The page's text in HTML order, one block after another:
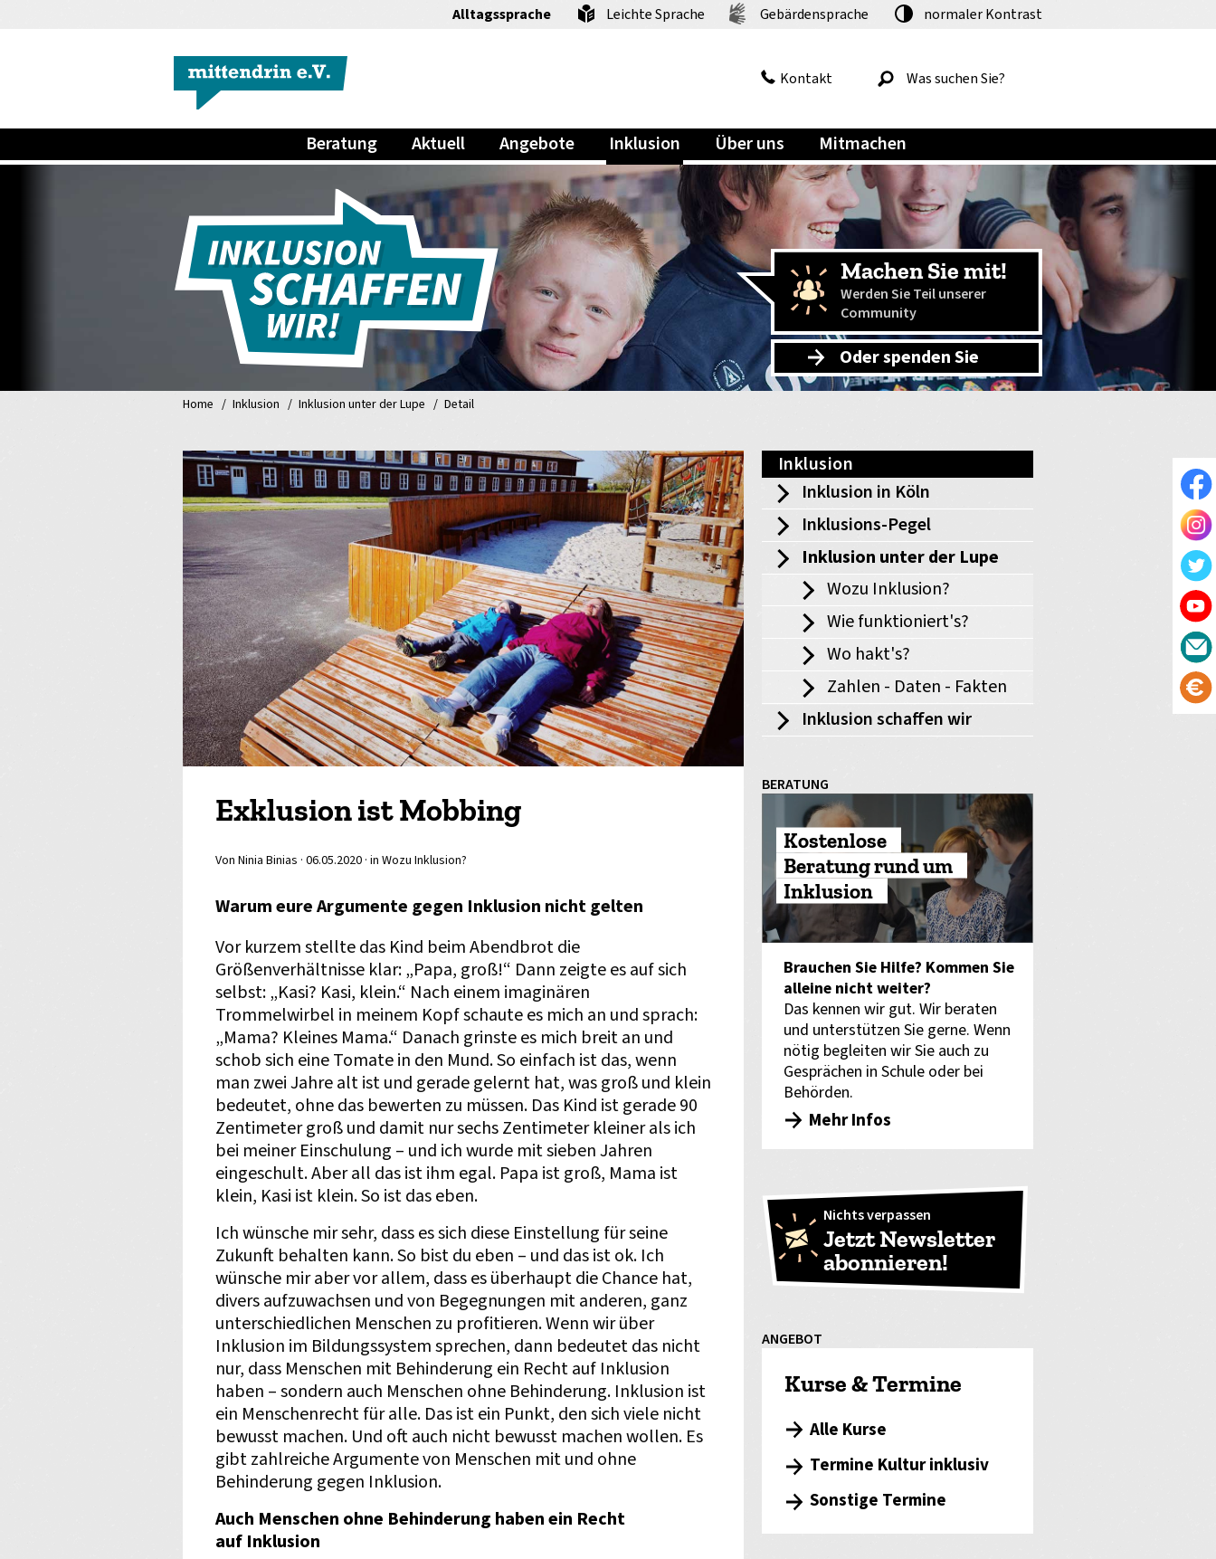
Alltagssprache Leichte Sprache Gebärdensprache normalerKontrast
Kontakt
Beratung Aktuell Angebote Inklusion Über uns Mitmachen
Machen Sie mit!
Werden Sie Teil unserer
Community
Oder spenden Sie
Home Inklusion Inklusion unter der Lupe Detail
Exklusion ist Mobbing
Von Ninia Binias · 06.05.2020 · in Wozu Inklusion?
Warum eure Argumente gegen Inklusion nicht gelten
Vor kurzem stellte das Kind beim Abendbrot die
Größenverhältnisse klar: „Papa, groß!“ Dann zeigte es auf sich
selbst: „Kasi? Kasi, klein.“ Nach einem imaginären
Trommelwirbel in meinem Kopf schaute es mich an und sprach:
„Mama? Kleines Mama.“ Danach grinste es mich breit an und
schob sich eine Tomate in den Mund. So einfach ist das, wenn
man zwei Jahre alt ist und gerade gelernt hat, was groß und klein
bedeutet, ohne das bewerten zu müssen. Das Kind ist gerade 90
Zentimeter groß und damit nur sechs Zentimeter kleiner als ich
bei meiner Einschulung – und ich wurde mit sieben Jahren
eingeschult. Aber all das ist ihm egal. Papa ist groß, Mama ist
klein, Kasi ist klein. So ist das eben.
Ich wünsche mir sehr, dass es sich diese Einstellung für seine
Zukunft behalten kann. So bist du eben – und das ist ok. Ich
wünsche mir aber vor allem, dass es überhaupt die Chance hat,
divers aufzuwachsen und von Begegnungen mit anderen, ganz
unterschiedlichen Menschen zu profitieren. Wenn wir über
Inklusion im Bildungssystem sprechen, dann bedeutet das nicht
nur, dass Menschen mit Behinderung ein Recht auf Inklusion
haben – sondern auch Menschen ohne Behinderung. Inklusion ist
ein Menschenrecht für alle. Das ist ein Punkt, den sich viele nicht
bewusst machen. Und oft auch nicht bewusst machen wollen. Es
gibt zahlreiche Argumente von Menschen mit und ohne
Behinderung gegen Inklusion.
Auch Menschen ohne Behinderung haben ein Recht
auf Inklusion
Inklusion
Inklusion in Köln
Inklusions-Pegel
Inklusion unter der Lupe
Wozu Inklusion?
Wie funktioniert's?
Wo hakt's?
Zahlen - Daten - Fakten
Inklusion schaffen wir
BERATUNG
Kostenlose
Beratung rund um
Inklusion
Brauchen Sie Hilfe? Kommen Sie
alleine nicht weiter?
Das kennen wir gut. Wir beraten
und unterstützen Sie gerne. Wenn
nötig begleiten wir Sie auch zu
Gesprächen in Schule oder bei
Behörden.
Mehr Infos
Nichts verpassen
Jetzt Newsletter
abonnieren!
ANGEBOT
Kurse & Termine
Alle Kurse
Termine Kultur inklusiv
Sonstige Termine